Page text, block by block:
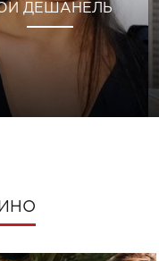
ДЕШАНЕЛЬ